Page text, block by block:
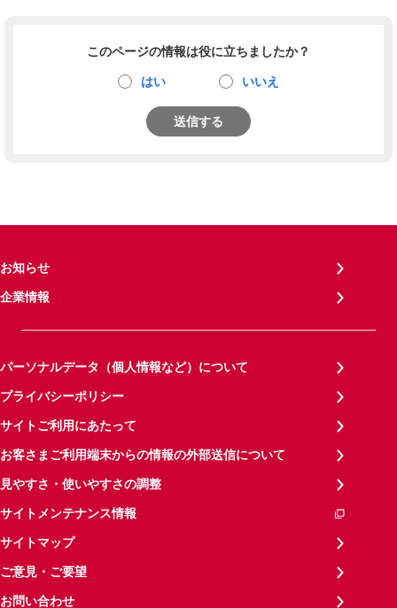
このページの情報は役に立ちましたか？
はい いいえ
送信する
お知らせ
企業情報
パーソナルデータ（個人情報など）について
プライバシーポリシー
サイトご利用にあたって
お客さまご利用端末からの情報の外部送信について
見やすさ・使いやすさの調整
サイトメンテナンス情報
サイトマップ
ご意見・ご要望
お問い合わせ